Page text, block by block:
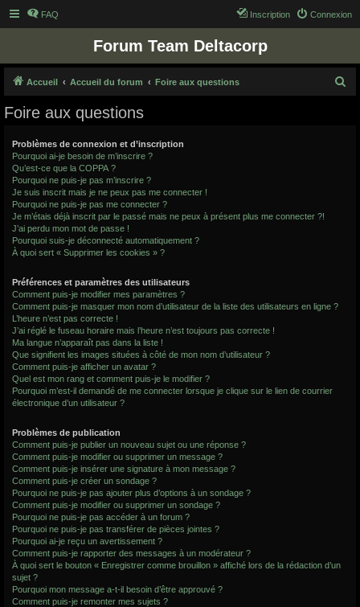
FAQ Connexion
Inscription
Forum Team Deltacorp
Accueil Accueil du forum Foire aux questions
Foire aux questions
Problèmes de connexion et d’inscription
Pourquoi ai-je besoin de m’inscrire ?
Qu’est-ce que la COPPA ?
Pourquoi ne puis-je pas m’inscrire ?
Je suis inscrit mais je ne peux pas me connecter !
Pourquoi ne puis-je pas me connecter ?
Je m’étais déjà inscrit par le passé mais ne peux à présent plus me connecter ?!
J’ai perdu mon mot de passe !
Pourquoi suis-je déconnecté automatiquement ?
À quoi sert « Supprimer les cookies » ?
Préférences et paramètres des utilisateurs
Comment puis-je modifier mes paramètres ?
Comment puis-je masquer mon nom d’utilisateur de la liste des utilisateurs en ligne ?
L’heure n’est pas correcte !
J’ai réglé le fuseau horaire mais l’heure n’est toujours pas correcte !
Ma langue n’apparaît pas dans la liste !
Que signifient les images situées à côté de mon nom d’utilisateur ?
Comment puis-je afficher un avatar ?
Quel est mon rang et comment puis-je le modifier ?
Pourquoi m’est-il demandé de me connecter lorsque je clique sur le lien de courrier
électronique d’un utilisateur ?
Problèmes de publication
Comment puis-je publier un nouveau sujet ou une réponse ?
Comment puis-je modifier ou supprimer un message ?
Comment puis-je insérer une signature à mon message ?
Comment puis-je créer un sondage ?
Pourquoi ne puis-je pas ajouter plus d’options à un sondage ?
Comment puis-je modifier ou supprimer un sondage ?
Pourquoi ne puis-je pas accéder à un forum ?
Pourquoi ne puis-je pas transférer de pièces jointes ?
Pourquoi ai-je reçu un avertissement ?
Comment puis-je rapporter des messages à un modérateur ?
À quoi sert le bouton « Enregistrer comme brouillon » affiché lors de la rédaction d’un
sujet ?
Pourquoi mon message a-t-il besoin d’être approuvé ?
Comment puis-je remonter mes sujets ?